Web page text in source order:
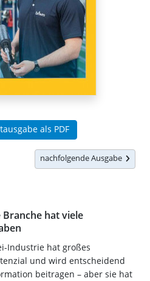
als PDF
nachfolgende Ausgabe
Branche hat viele
Industrie hat großes
und wird entscheidend
beitragen – aber sie hat